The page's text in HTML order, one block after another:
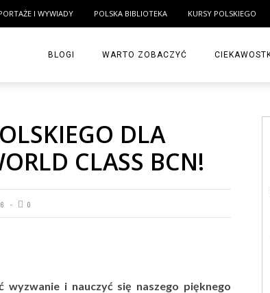
I WYWIADY POLSKA BIBLIOTEKA KURSY POLSKIEGO
BLOGI WARTO ZOBACZYĆ
DLA
CLASS BCN!
0
wyzwanie i nauczyć się naszego pięknego